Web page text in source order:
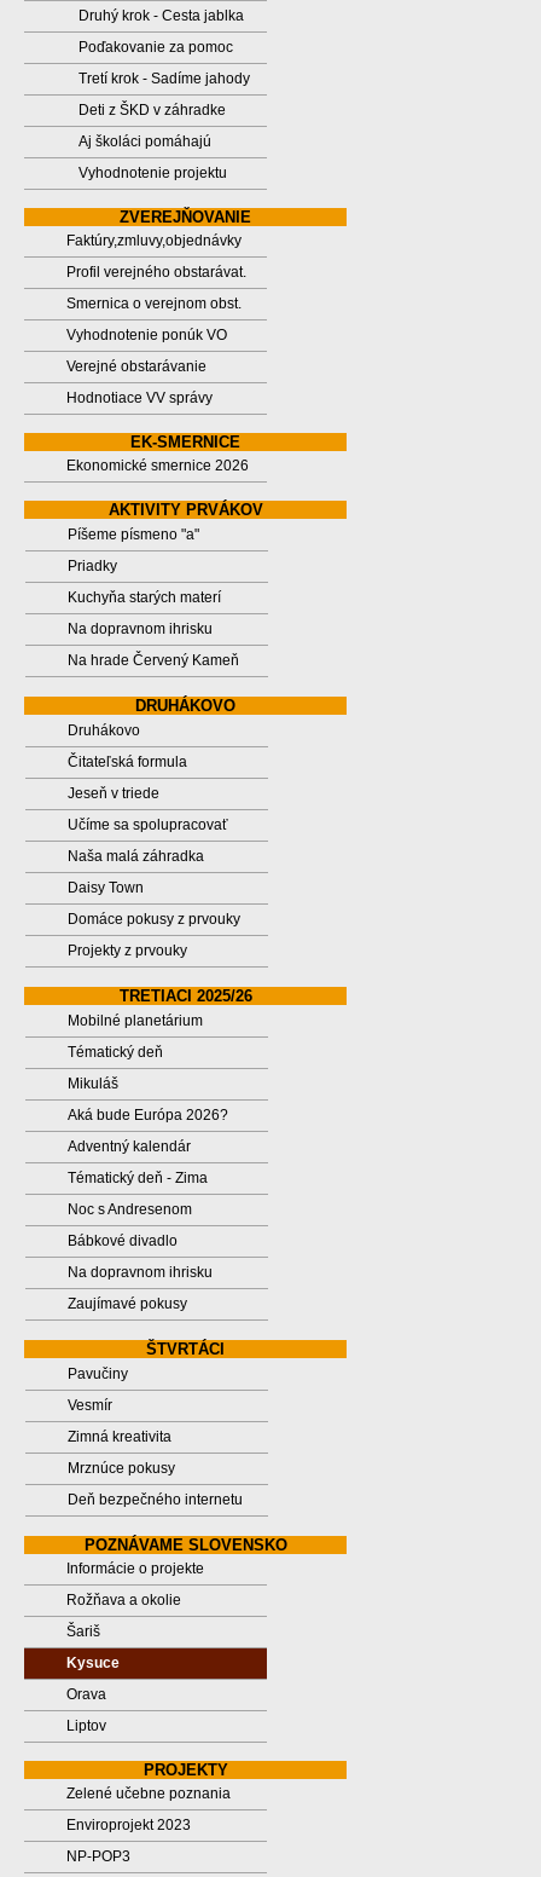
Druhý krok - Cesta jablka
Poďakovanie za pomoc
Tretí krok - Sadíme jahody
Deti z ŠKD v záhradke
Aj školáci pomáhajú
Vyhodnotenie projektu
ZVEREJŇOVANIE
Faktúry,zmluvy,objednávky
Profil verejného obstarávat.
Smernica o verejnom obst.
Vyhodnotenie ponúk VO
Verejné obstarávanie
Hodnotiace VV správy
EK-SMERNICE
Ekonomické smernice 2026
AKTIVITY PRVÁKOV
Píšeme písmeno "a"
Priadky
Kuchyňa starých materí
Na dopravnom ihrisku
Na hrade Červený Kameň
DRUHÁKOVO
Druhákovo
Čitateľská formula
Jeseň v triede
Učíme sa spolupracovať
Naša malá záhradka
Daisy Town
Domáce pokusy z prvouky
Projekty z prvouky
TRETIACI 2025/26
Mobilné planetárium
Tématický deň
Mikuláš
Aká bude Európa 2026?
Adventný kalendár
Tématický deň - Zima
Noc s Andresenom
Bábkové divadlo
Na dopravnom ihrisku
Zaujímavé pokusy
ŠTVRTÁCI
Pavučiny
Vesmír
Zimná kreativita
Mrznúce pokusy
Deň bezpečného internetu
POZNÁVAME SLOVENSKO
Informácie o projekte
Rožňava a okolie
Šariš
Kysuce
Orava
Liptov
PROJEKTY
Zelené učebne poznania
Enviroprojekt 2023
NP-POP3